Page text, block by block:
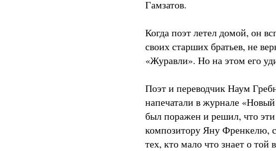
Гамзатов.
Когда поэт летел домой, он
своих старших братьев, не
«Журавли». Но на этом его
Поэт и переводчик Наум
напечатали в журнале
был поражен и решил, что
композитору Яну Френкелю,
тех, кто мало что знает о той